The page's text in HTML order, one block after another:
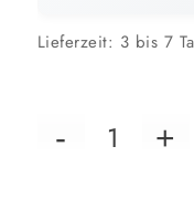
Lieferzeit: 3 bis 7